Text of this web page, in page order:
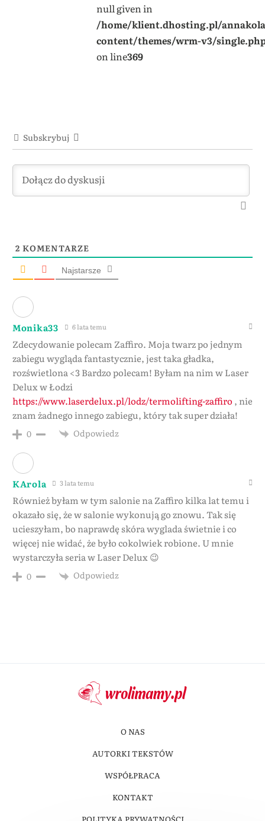
null given in
/home/klient.dhosting.pl/
content/themes/wrm-v3/
on line369
Subskrybuj
2 KOMENTARZE
Najstarsze
Monika33 6 lata temu
Zdecydowanie polecam Zaffiro. Moja twarz po jednym
zabiegu wygląda fantastycznie, jest taka gładka,
rozświetlona <3 Bardzo polecam! Byłam na nim w Laser
Delux w Łodzi
https://www.laserdelux.pl/lodz/termolifting-zaffiro , nie
znam żadnego innego zabiegu, który tak super działa!
0 Odpowiedz
KArola 3 lata temu
Również byłam w tym salonie na Zaffiro kilka lat temu i
okazało się, że w salonie wykonują go znowu. Tak się
ucieszyłam, bo naprawdę skóra wyglada świetnie i co
więcej nie widać, że było cokolwiek robione. U mnie
wystarczyła seria w Laser Delux 😉
0 Odpowiedz
O NAS
AUTORKI TEKSTÓW
WSPÓŁPRACA
KONTAKT
POLITYKA PRYWATNOŚCI